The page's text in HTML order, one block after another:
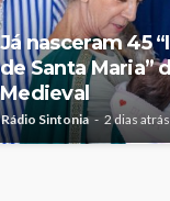
Já nasceram 45
de Santa Maria”
Medieval
Rádio Sintonia 2 dias atrás